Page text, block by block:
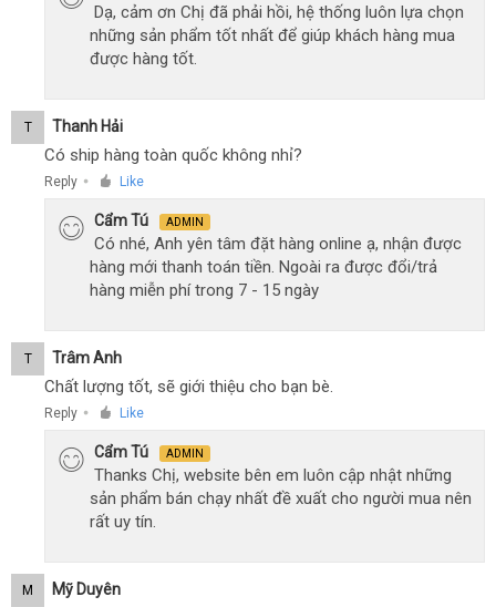
Dạ, cảm ơn Chị đã phải hồi, hệ thống luôn lựa chọn
những sản phẩm tốt nhất để giúp khách hàng mua
được hàng tốt.
T Thanh Hải
Có ship hàng toàn quốc không nhỉ?
Reply ● Like
Cẩm Tú ADMIN
Có nhé, Anh yên tâm đặt hàng online ạ, nhận được
hàng mới thanh toán tiền. Ngoài ra được đổi/trả
hàng miễn phí trong 7 - 15 ngày
T Trâm Anh
Chất lượng tốt, sẽ giới thiệu cho bạn bè.
Reply ● Like
Cẩm Tú ADMIN
Thanks Chị, website bên em luôn cập nhật những
sản phẩm bán chạy nhất đề xuất cho người mua nên
rất uy tín.
M Mỹ Duyên